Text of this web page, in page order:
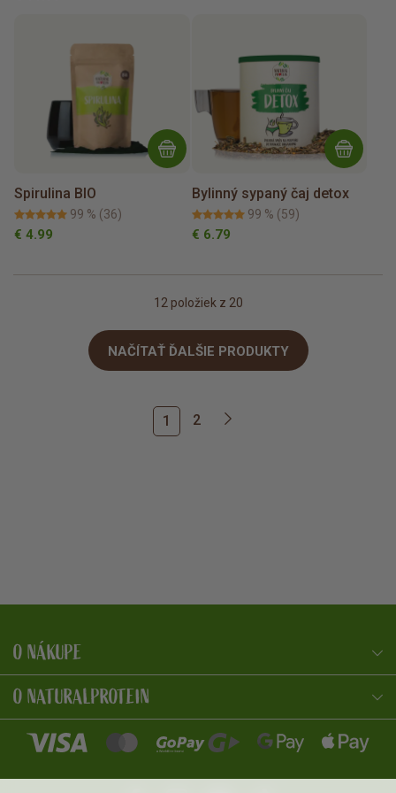
Spirulina BIO
99 % (36)
€ 4.99
Bylinný sypaný čaj detox
99 % (59)
€ 6.79
12 položiek z 20
NAČÍTAŤ ĎALŠIE PRODUKTY
1 2
O NÁKUPE
O NATURALPROTEIN
NaturalProtein Poradca